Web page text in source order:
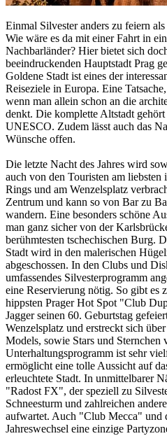
Einmal Silvester anders zu feiern
Wie wäre es da mit einer Fahrt in
Nachbarländer? Hier bietet sich
beeindruckenden Hauptstadt Prag
Goldene Stadt ist eines der
Reiseziele in Europa. Eine
wenn man allein schon an die
denkt. Die komplette Altstadt
UNESCO. Zudem lässt auch das
Wünsche offen.
Die letzte Nacht des Jahres wird
auch von den Touristen am
Rings und am Wenzelsplatz
Zentrum und kann so von Bar zu
wandern. Eine besonders schöne
man ganz sicher von der
berühmtesten tschechischen Burg.
Stadt wird in den malerischen
abgeschossen. In den Clubs und
umfassendes Silvesterprogramm
eine Reservierung nötig. So gibt es
hippsten Prager Hot Spot "Club
Jagger seinen 60. Geburtstag
Wenzelsplatz und erstreckt sich
Models, sowie Stars und Sternchen
Unterhaltungsprogramm ist sehr
ermöglicht eine tolle Aussicht auf
erleuchtete Stadt. In unmittelbarer
"Radost FX", der speziell zu
Schneesturm und zahlreichen
aufwartet. Auch "Club Mecca" und
Jahreswechsel eine einzige